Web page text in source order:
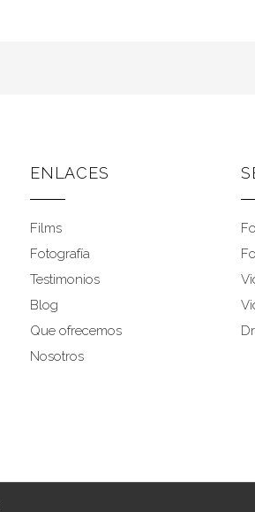
ENLACES
Films
Fotografía
Testimonios
Blog
Que ofrecemos
Nosotros